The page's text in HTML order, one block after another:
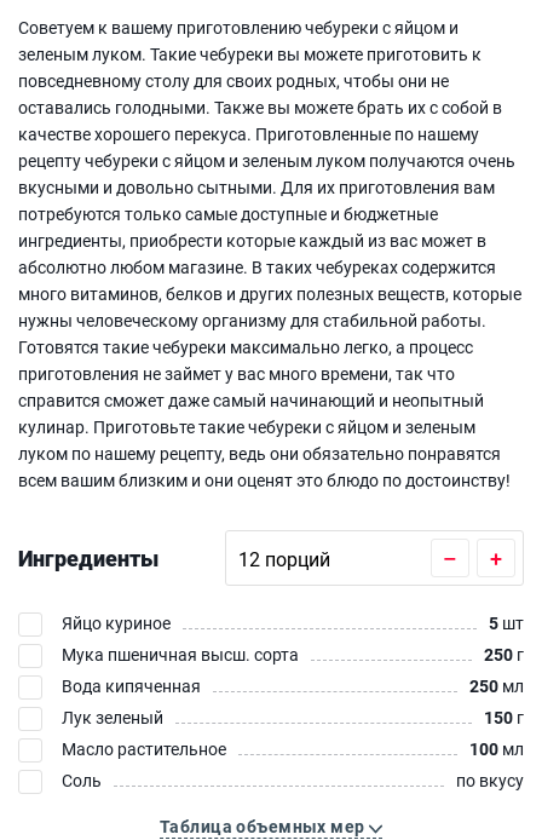
Советуем к вашему приготовлению чебуреки с яйцом и
зеленым луком. Такие чебуреки вы можете приготовить к
повседневному столу для своих родных, чтобы они не
оставались голодными. Также вы можете брать их с собой в
качестве хорошего перекуса. Приготовленные по нашему
рецепту чебуреки с яйцом и зеленым луком получаются очень
вкусными и довольно сытными. Для их приготовления вам
потребуются только самые доступные и бюджетные
ингредиенты, приобрести которые каждый из вас может в
абсолютно любом магазине. В таких чебуреках содержится
много витаминов, белков и других полезных веществ, которые
нужны человеческому организму для стабильной работы.
Готовятся такие чебуреки максимально легко, а процесс
приготовления не займет у вас много времени, так что
справится сможет даже самый начинающий и неопытный
кулинар. Приготовьте такие чебуреки с яйцом и зеленым
луком по нашему рецепту, ведь они обязательно понравятся
всем вашим близким и они оценят это блюдо по достоинству!
Ингредиенты – +
Яйцо куриное 5 шт
Мука пшеничная высш. сорта
250 г
Вода кипяченная
250 мл
Лук зеленый
150 г
Масло растительное
100 мл
Соль
по вкусу
Таблица объемных мер